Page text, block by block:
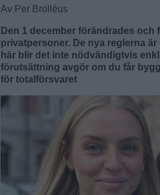
Av Per Brolléus
Den 1 december förändrades
privatpersoner. De nya reglerna
här blir det inte nödvändigtvis
förutsättning avgör om du får
för totalförsvaret